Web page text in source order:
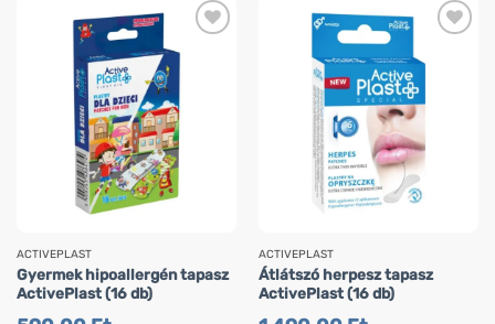
ACTIVEPLAST
Gyermek hipoallergén tapasz
ActivePlast (16 db)
ACTIVEPLAST
Átlátszó herpesz tapasz
ActivePlast (16 db)